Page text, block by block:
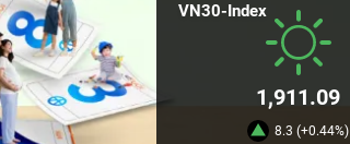
VN30-Index
1,911.09
8.3 (+0.44%)